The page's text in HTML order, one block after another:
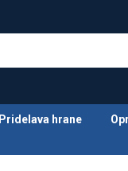
Pridelava hrane